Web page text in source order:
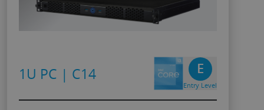
Besondere Merkmale
Anwendungen
1U PC | C14 E
Entry Level